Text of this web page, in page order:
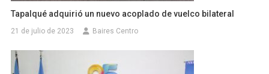
Tapalqué adquirió un nuevo acoplado de vuelco bilateral
21 de julio de 2023 Baires Centro